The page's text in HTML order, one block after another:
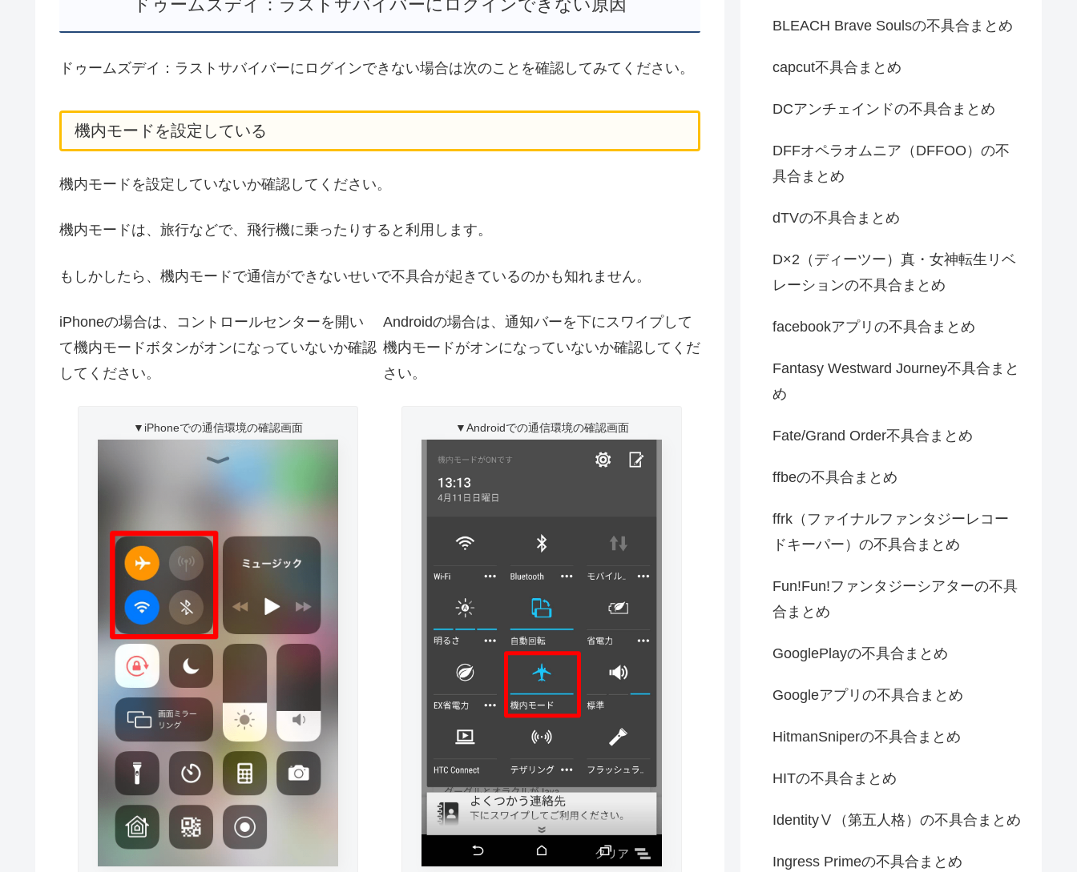
ドゥームズデイ：ラストサバイバーにログインできない原因
ドゥームズデイ：ラストサバイバーにログインできない場合は次のことを確認してみてください。
機内モードを設定している
機内モードを設定していないか確認してください。
機内モードは、旅行などで、飛行機に乗ったりすると利用します。
もしかしたら、機内モードで通信ができないせいで不具合が起きているのかも知れません。
iPhoneの場合は、コントロールセンターを開い
て機内モードボタンがオンになっていないか確認
してください。
▼iPhoneでの通信環境の確認画面
Androidの場合は、通知バーを下にスワイプして
機内モードがオンになっていないか確認してくだ
さい。
▼Androidでの通信環境の確認画面
BLEACH Brave Soulsの不具合まとめ
capcut不具合まとめ
DCアンチェインドの不具合まとめ
DFFオペラオムニア（DFFOO）の不
具合まとめ
dTVの不具合まとめ
D×2（ディーツー）真・女神転生リベ
レーションの不具合まとめ
facebookアプリの不具合まとめ
Fantasy Westward Journey不具合まと
め
Fate/Grand Order不具合まとめ
ffbeの不具合まとめ
ffrk（ファイナルファンタジーレコー
ドキーパー）の不具合まとめ
Fun!Fun!ファンタジーシアターの不具
合まとめ
GooglePlayの不具合まとめ
Googleアプリの不具合まとめ
HitmanSniperの不具合まとめ
HITの不具合まとめ
IdentityⅤ（第五人格）の不具合まとめ
Ingress Primeの不具合まとめ